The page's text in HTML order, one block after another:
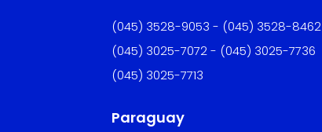
(045) 3528-9053 - (045) 3528-8462
(045) 3025-7072 - (045) 3025-7736
(045) 3025-7713
Paraguay